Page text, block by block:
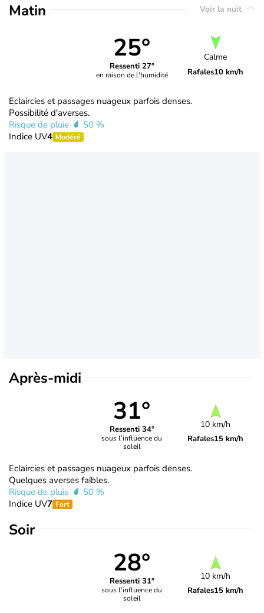
Matin Voir la nuit
25°
Ressenti 27°
en raison de l'humidité
Calme
Rafales10 km/h
Eclaircies et passages nuageux parfois denses.
Possibilité d'averses.
Risque de pluie
50 %
Indice UV4 Modéré
Après-midi
31°
Ressenti 34°
sous l’influence du
soleil
10 km/h
Rafales15 km/h
Eclaircies et passages nuageux parfois denses.
Quelques averses faibles.
Risque de pluie
50 %
Indice UV7 Fort
Soir
28°
Ressenti 31°
sous l’influence du
soleil
10 km/h
Rafales15 km/h